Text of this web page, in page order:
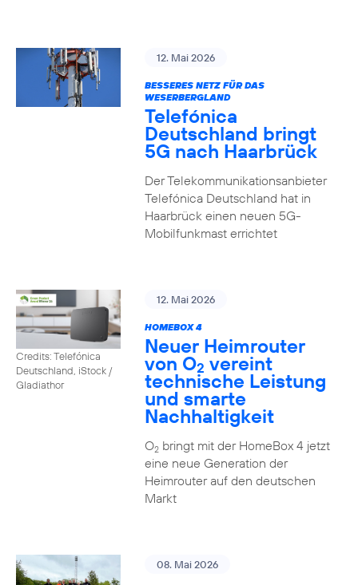
12. Mai 2026
BESSERES NETZ FÜR DAS
WESERBERGLAND
Telefónica
Deutschland bringt
5G nach Haarbrück
Der Telekommunikationsanbieter
Telefónica Deutschland hat in
Haarbrück einen neuen 5G-
Mobilfunkmast errichtet
Credits: Telefónica
Deutschland, iStock /
Gladiathor
12. Mai 2026
HOMEBOX 4
Neuer Heimrouter
von O2 vereint
technische Leistung
und smarte
Nachhaltigkeit
O2bringt mit der HomeBox 4 jetzt
eine neue Generation der
Heimrouter auf den deutschen
Markt
08. Mai 2026